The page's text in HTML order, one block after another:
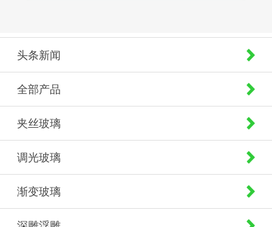
头条新闻
全部产品
夹丝玻璃
调光玻璃
渐变玻璃